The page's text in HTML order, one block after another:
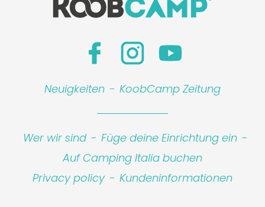
Neuigkeiten - KoobCamp Zeitung
Wer wir sind - Füge deine Einrichtung ein -
Auf Camping Italia buchen
Privacy policy - Kundeninformationen